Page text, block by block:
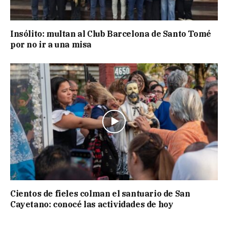
Insólito: multan al Club Barcelona de Santo Tomé
por no ir a una misa
Cientos de fieles colman el santuario de San
Cayetano: conocé las actividades de hoy